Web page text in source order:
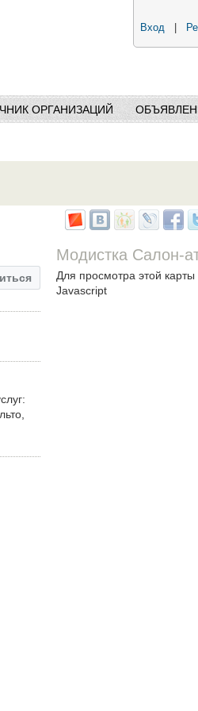
Вход
ОРГАНИЗАЦИЙ
Модистка Салон-
Для просмотра этой
Javascript